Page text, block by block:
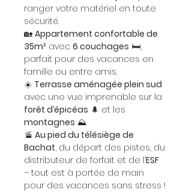
ranger votre matériel en toute
sécurité.
🏡 Appartement confortable de
35m² avec 6 couchages 🛏️,
parfait pour des vacances en
famille ou entre amis.
☀️ Terrasse aménagée plein sud
avec une vue imprenable sur la
forêt d’épicéas 🌲 et les
montagnes ⛰️.
🚡 Au pied du télésiège de
Bachat, du départ des pistes, du
distributeur de forfait et de l’ESF
– tout est à portée de main
pour des vacances sans stress !